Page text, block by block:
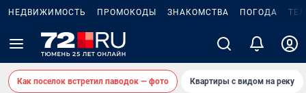
НЕДВИЖИМОСТЬ ПРОМОКОДЫ ЗНАКОМСТВА ПОГОДА
Как поселок встретил паводок — фото Квартиры с видом на реку